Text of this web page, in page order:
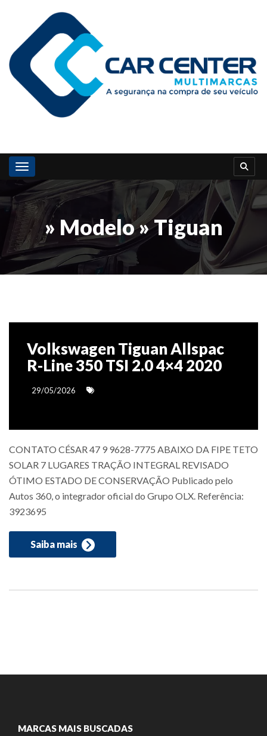
Toggle navigation
» Modelo » Tiguan
Volkswagen Tiguan Allspac
R-Line 350 TSI 2.0 4×4 2020
29/05/2026
CONTATO CÉSAR 47 9 9628-7775 ABAIXO DA FIPE TETO
SOLAR 7 LUGARES TRAÇÃO INTEGRAL REVISADO
ÓTIMO ESTADO DE CONSERVAÇÃO Publicado pelo
Autos 360, o integrador oficial do Grupo OLX. Referência:
3923695
Saiba mais
MARCAS MAIS BUSCADAS